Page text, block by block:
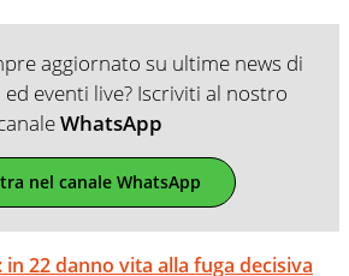
aggiornato su ultime news di
eventi live? Iscriviti al nostro
WhatsApp
nel canale WhatsApp
in 22 danno vita alla fuga decisiva